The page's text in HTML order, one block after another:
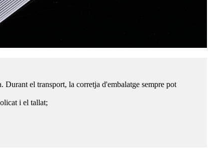
Durant el transport, la corretja d'embalatge sempre pot
i el tallat;